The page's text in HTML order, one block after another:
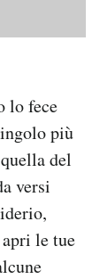
lo fece
più
del
versi
apri le tue